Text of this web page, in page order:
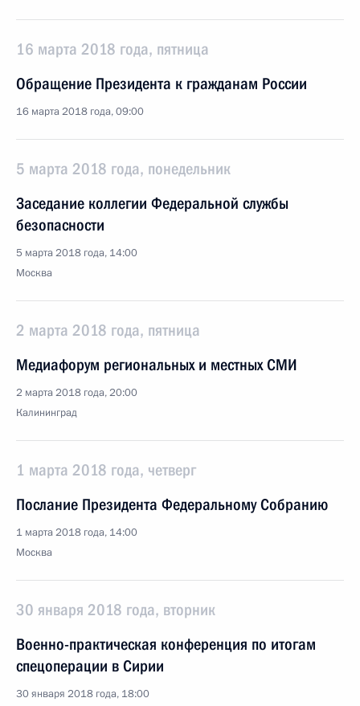
16 марта 2018 года, пятница
Обращение Президента к гражданам России
16 марта 2018 года, 09:00
5 марта 2018 года, понедельник
Заседание коллегии Федеральной службы
безопасности
5 марта 2018 года, 14:00
Москва
2 марта 2018 года, пятница
Медиафорум региональных и местных СМИ
2 марта 2018 года, 20:00
Калининград
1 марта 2018 года, четверг
Послание Президента Федеральному Собранию
1 марта 2018 года, 14:00
Москва
30 января 2018 года, вторник
Военно-практическая конференция по итогам
спецоперации в Сирии
30 января 2018 года, 18:00